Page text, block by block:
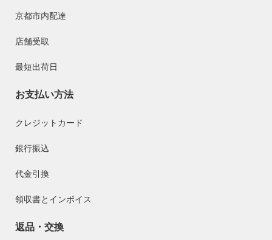
京都市内配達
店舗受取
最短出荷日
お支払い方法
クレジットカード
銀行振込
代金引換
領収書とインボイス
返品・交換